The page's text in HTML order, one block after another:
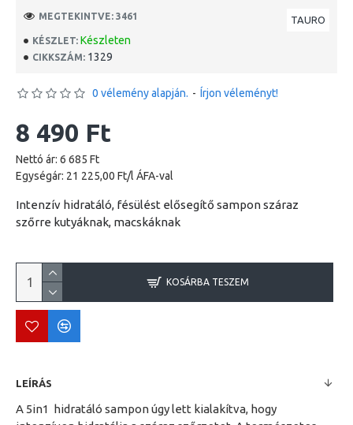
KÉSZLET: Készleten
CIKKSZÁM: 1329
TAURO
MEGTEKINTVE: 3461
0 vélemény alapján. - Írjon véleményt!
8 490 Ft
Nettó ár: 6 685 Ft
Egységár: 21 225,00 Ft/l ÁFA-val
Intenzív hidratáló, fésülést elősegítő sampon száraz
szőrre kutyáknak, macskáknak
KOSÁRBA TESZEM
LEÍRÁS
A 5in1 hidratáló sampon úgy lett kialakítva, hogy